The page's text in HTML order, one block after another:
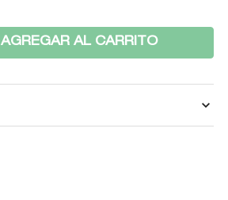
AGREGAR AL CARRITO